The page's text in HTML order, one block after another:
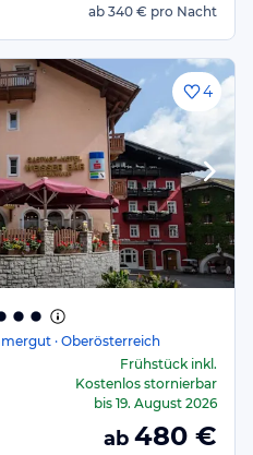
ab 340 € pro Nacht
4
· Oberösterreich
Frühstückinkl.
Kostenlos stornierbar
bis 19. August 2026
ab 480 €